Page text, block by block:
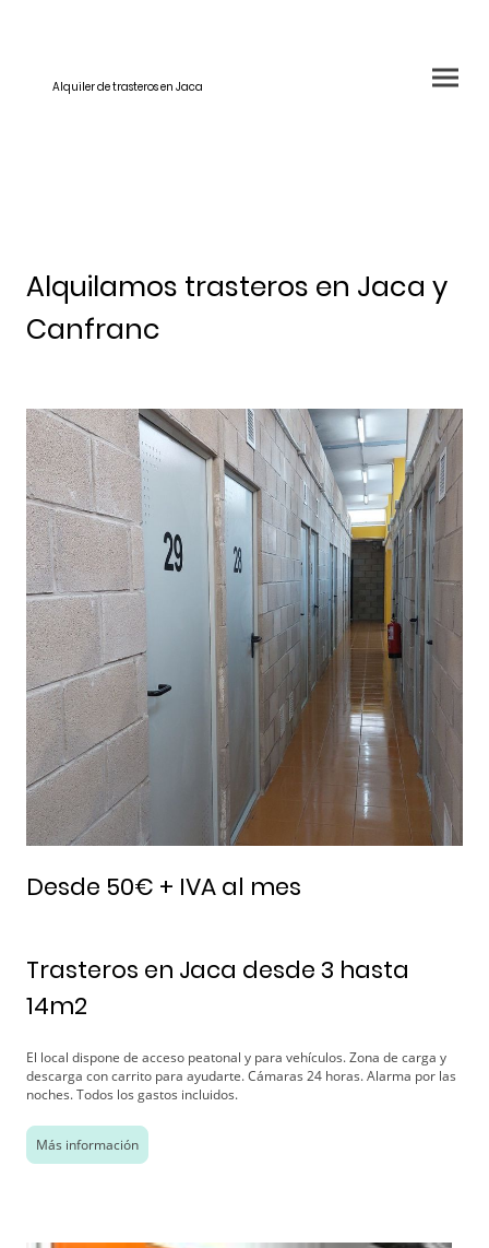
Alquiler de trasteros en Jaca
Alquilamos trasteros en Jaca y
Canfranc
Trasteros en Jaca desde 3 hasta
14m2
El local dispone de acceso peatonal y para vehículos. Zona de carga y
descarga con carrito para ayudarte. Cámaras 24 horas. Alarma por las
noches. Todos los gastos incluidos.
Más información
Desde 50€ + IVA al mes